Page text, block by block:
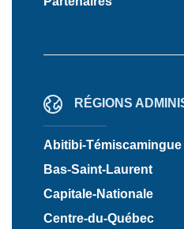
RÉGIONS
Abitibi-Témiscamingue
Bas-Saint-Laurent
Capitale-Nationale
Centre-du-Québec